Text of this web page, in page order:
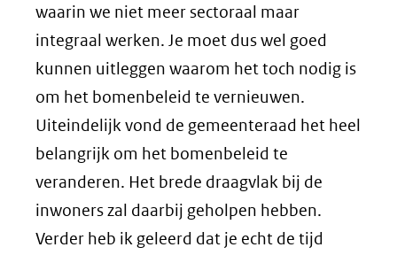
waarin we niet meer sectoraal maar
integraal werken. Je moet dus wel goed
kunnen uitleggen waarom het toch nodig is
om het bomenbeleid te vernieuwen.
Uiteindelijk vond de gemeenteraad het heel
belangrijk om het bomenbeleid te
veranderen. Het brede draagvlak bij de
inwoners zal daarbij geholpen hebben.
Verder heb ik geleerd dat je echt de tijd